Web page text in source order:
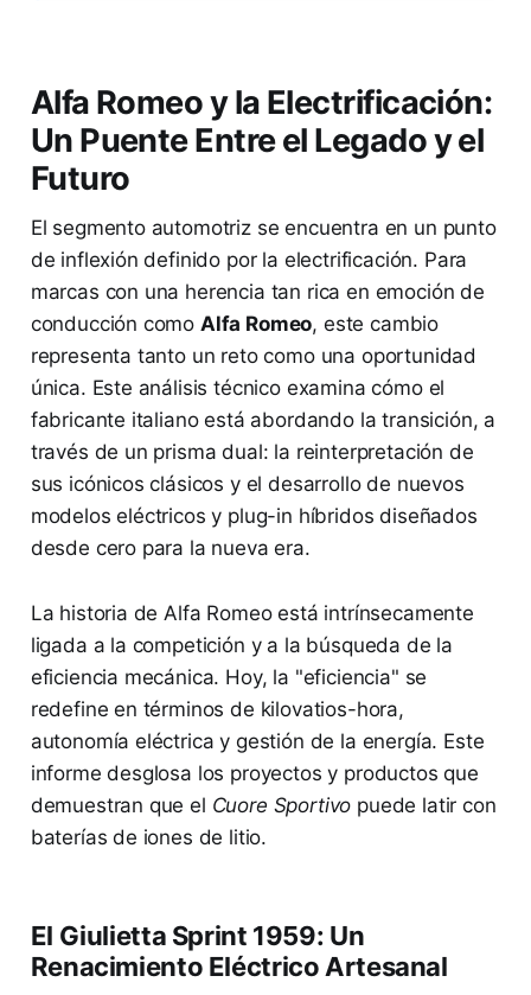
Alfa Romeo y la Electrificación:
Un Puente Entre el Legado y el
Futuro
El segmento automotriz se encuentra en un punto
de inflexión definido por la electrificación. Para
marcas con una herencia tan rica en emoción de
conducción como Alfa Romeo, este cambio
representa tanto un reto como una oportunidad
única. Este análisis técnico examina cómo el
fabricante italiano está abordando la transición, a
través de un prisma dual: la reinterpretación de
sus icónicos clásicos y el desarrollo de nuevos
modelos eléctricos y plug-in híbridos diseñados
desde cero para la nueva era.
La historia de Alfa Romeo está intrínsecamente
ligada a la competición y a la búsqueda de la
eficiencia mecánica. Hoy, la "eficiencia" se
redefine en términos de kilovatios-hora,
autonomía eléctrica y gestión de la energía. Este
informe desglosa los proyectos y productos que
demuestran que el Cuore Sportivo puede latir con
baterías de iones de litio.
El Giulietta Sprint 1959: Un
Renacimiento Eléctrico Artesanal